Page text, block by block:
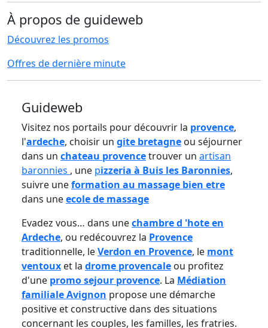
À propos de guideweb
Découvrez les promos
Offres de dernière minute
Guideweb
Visitez nos portails pour découvrir la provence,
l'ardeche, choisir un gite bretagne ou séjourner
dans un chateau provencetrouver un artisan
baronnies , une pizzeria à Buis les Baronnies,
suivre uneformation au massage bien etre
dans uneecole de massage
Evadez vous… dans unechambre d 'hote en
Ardeche, ou redécouvrez la Provence
traditionnelle, leVerdon en Provence, le mont
ventoux et la drome provencale ou profitez
d'une promo sejour provence. La Médiation
familiale Avignon propose une démarche
positive et constructive dans des situations
concernant les couples, les familles, les fratries.